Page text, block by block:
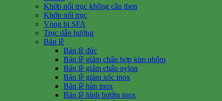
Khớp nối trục không cần then
Khớp nối trục
Vòng bi SFA
Trục dẫn hướng
Bản lề
Bản lề đúc
Bản lề giảm chấn hợp kim nhôm
Bản lề giảm chấn nylon
Bản lề giảm xóc inox
Bản lề hàn inox
Bản lề hình bướm inox